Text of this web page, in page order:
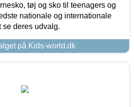
tøj og sko til teenagers og
nationale og internationale
se deres udvalg.
på Kids-world.dk